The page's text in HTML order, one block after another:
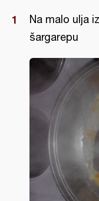
Na malo ulja
šargarepu